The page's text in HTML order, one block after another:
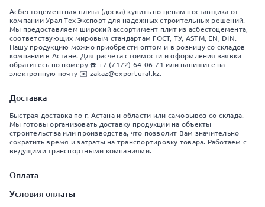
Асбестоцементная плита (доска) купить по ценам поставщика от
компании Урал Тех Экспорт для надежных строительных решений.
Мы предоставляем широкий ассортимент плит из асбестоцемента,
соответствующих мировым стандартам ГОСТ, ТУ, ASTM, EN, DIN.
Нашу продукцию можно приобрести оптом и в розницу со складов
компании в Астане. Для расчета стоимости и оформления заявки
обратитесь по номеру ☎️ +7 (7172) 64-06-71 или напишите на
электронную почту ✉️ zakaz@exportural.kz.
Доставка
Быстрая доставка по г. Астана и области или самовывоз со склада.
Мы готовы организовать доставку продукции на объекты
строительства или производства, что позволит Вам значительно
сократить время и затраты на транспортировку товара. Работаем с
ведущими транспортными компаниями.
Оплата
Условия оплаты